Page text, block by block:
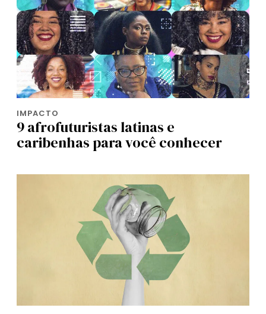
IMPACTO
9 afrofuturistas latinas e
caribenhas para você conhecer